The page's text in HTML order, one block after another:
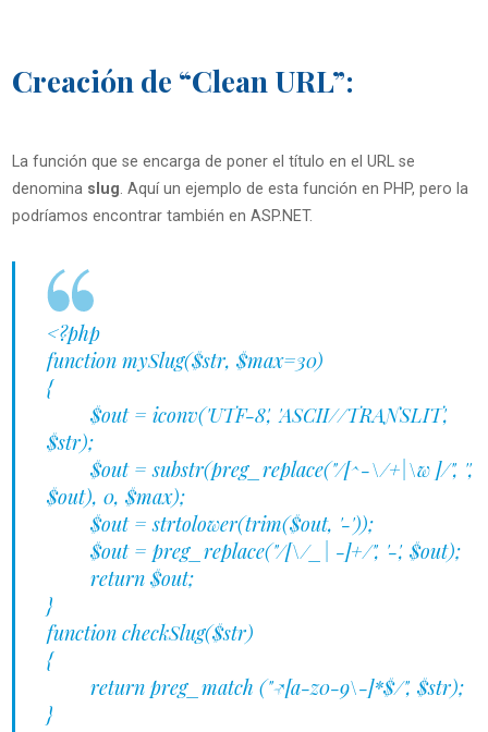
Creación de “Clean URL”:
La función que se encarga de poner el título en el URL se
denomina slug. Aquí un ejemplo de esta función en PHP, pero la
podríamos encontrar también en ASP.NET.
<?php
function mySlug($str, $max=30)
{
$out = iconv('UTF-8', 'ASCII//TRANSLIT',
$str);
$out = substr(preg_replace("/[^-\/+|\w ]/", '',
$out), 0, $max);
$out = strtolower(trim($out, '-'));
$out = preg_replace("/[\/_| -]+/", '-', $out);
return $out;
}
function checkSlug($str)
{
return preg_match ("/^[a-z0-9\-]*$/", $str);
}